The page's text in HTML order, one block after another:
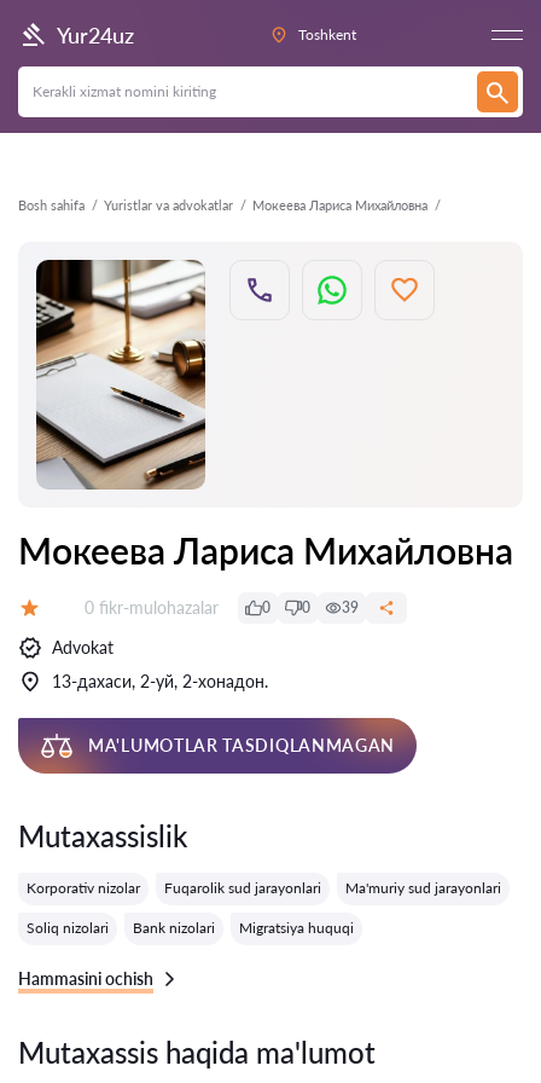
Yur24uz Toshkent
Bosh sahifa Yuristlar va advokatlar Мокеева Лариса Михайловна
Orqaga
Мокеева Лариса Михайловна
Fikrlar:
0 fikr-mulohazalar 0 0 39
Advokat
13-дахаси, 2-уй, 2-хонадон.
MA'LUMOTLAR TASDIQLANMAGAN
Mutaxassislik
Korporativ nizolar Fuqarolik sud jarayonlari Ma'muriy sud jarayonlari
Soliq nizolari Bank nizolari Migratsiya huquqi
Hammasini ochish
Mutaxassis haqida ma'lumot